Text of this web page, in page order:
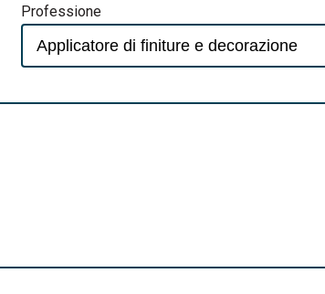
Professione